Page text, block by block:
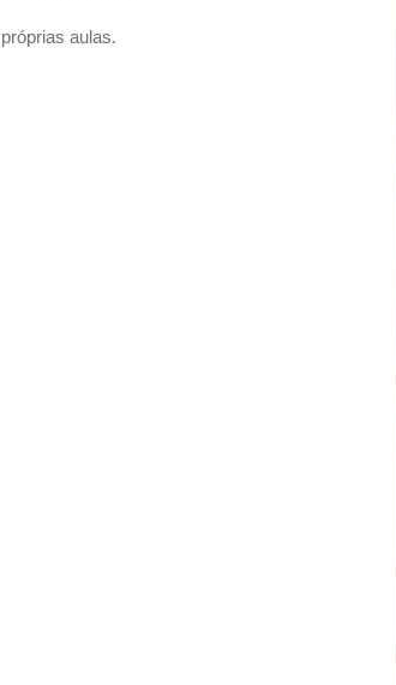
aulas.